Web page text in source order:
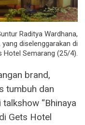
Raditya Wardhana,
diselenggarakan di
Hotel Semarang (25/4).
brand,
tumbuh dan
“Bhinaya
Gets Hotel